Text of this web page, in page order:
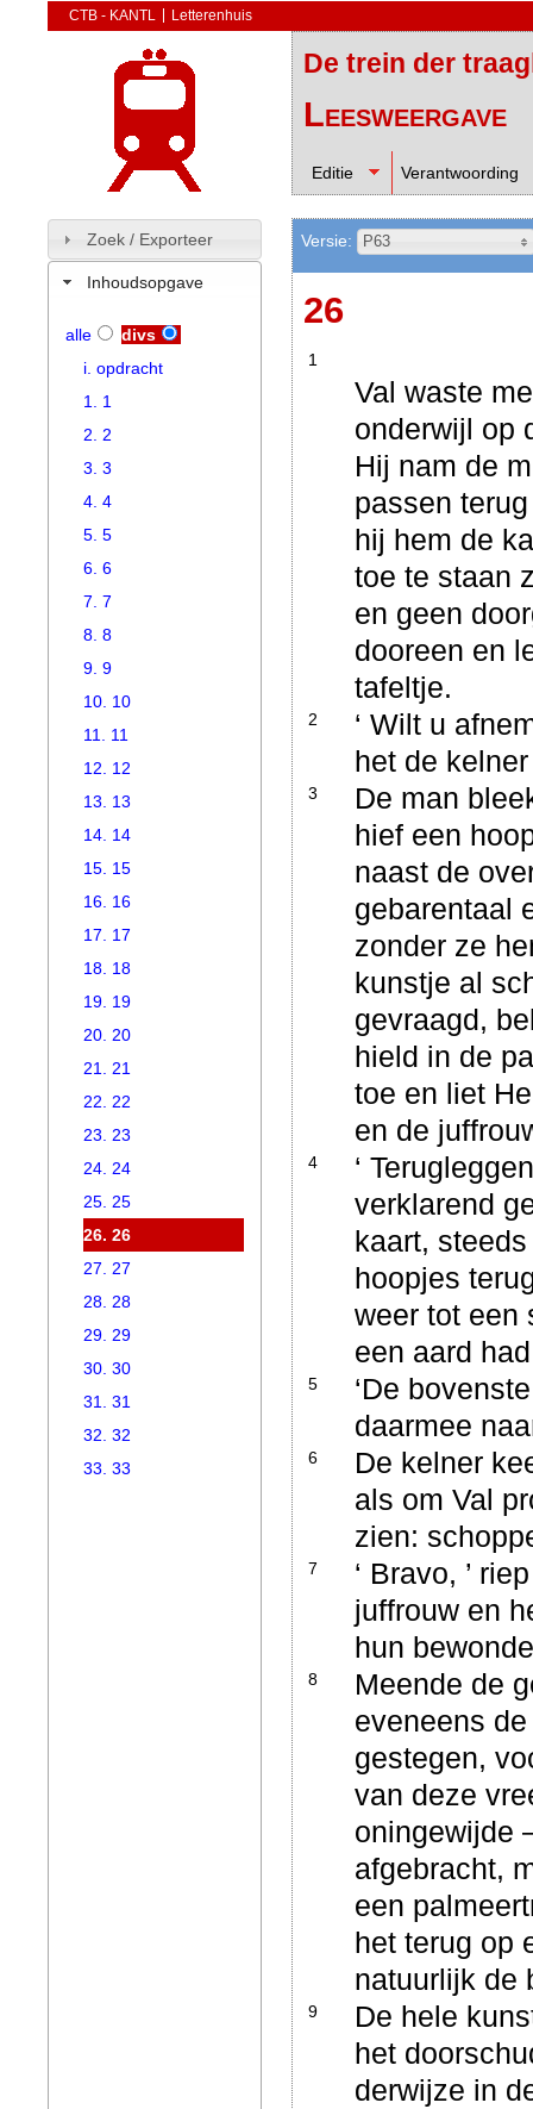
CTB - KANTL Letterenhuis
De trein der
Leesweergave
Editie Verantwoording
Versie: P63
26
1
Val waste
onderwijl op
Hij nam de
passen
hij hem de
toe te staan
en geen
dooreen en
tafeltje.
2
‘ Wilt u
het de
3
De man
hief een
naast de
gebarentaal
zonder ze
kunstje al
gevraagd,
hield in de
toe en liet
en de
4
‘
verklarend
kaart,
hoopjes
weer tot een
een aard
5
‘De
daarmee
6
De kelner
als om Val
zien:
7
‘ Bravo, ’
juffrouw en
hun
8
Meende de
eveneens
gestegen,
van deze
oningewijde
afgebracht,
een
het terug op
natuurlijk de
9
De hele
het
derwijze in
Zoek / Exporteer
Inhoudsopgave
alle
divs
i. opdracht
1. 1
2. 2
3. 3
4. 4
5. 5
6. 6
7. 7
8. 8
9. 9
10. 10
11. 11
12. 12
13. 13
14. 14
15. 15
16. 16
17. 17
18. 18
19. 19
20. 20
21. 21
22. 22
23. 23
24. 24
25. 25
26. 26
27. 27
28. 28
29. 29
30. 30
31. 31
32. 32
33. 33